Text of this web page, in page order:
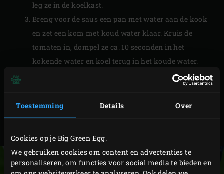
Toestemming Details Over
Cookies op je Big Green Egg.
We gebruiken cookies om content en advertenties te
personaliseren, om functies voor social media te bieden en
leg ze in de koelkast.
Breng voor de saus een pan met water aan de kook
en zet een kom met koud water klaar. Kruis de
tomaten in, dompel ze ca. 10 seconden in het
kokende water en koel terug in het koude water.
Verwijder het velletje en halveer de tomaten. Schep
Pel en snipper de ui. Verwijder het steeltje van de
chilipeper, halveer deze en verwijder de zaadlijsten.